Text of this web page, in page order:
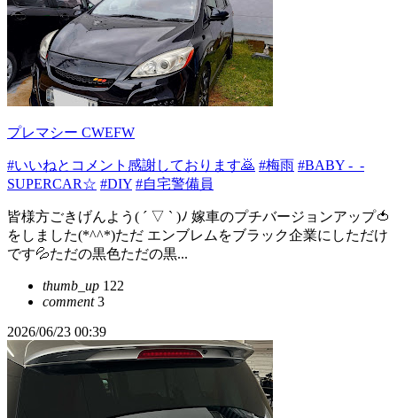
プレマシー CWEFW
#いいねとコメント感謝しております🙇 #梅雨 #BABY -_-
SUPERCAR☆ #DIY #自宅警備員
皆様方ごきげんよう( ´ ▽ ` )ﾉ 嫁車のプチバージョンアップ🍅
をしました(*^^*)ただ エンブレムをブラック企業にしただけ
です💦ただの黒色ただの黒...
thumb_up 122
comment3
2026/06/23 00:39